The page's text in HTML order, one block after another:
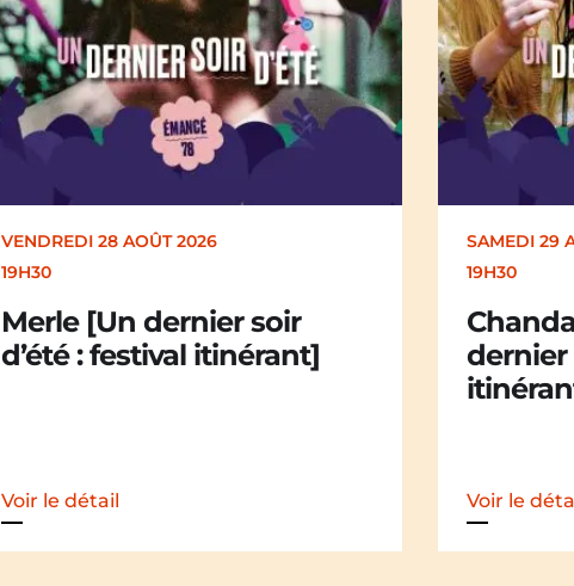
SAMEDI 29 AOÛT 2026
19H30
Chandail Chandail [Un
dernier soir d’été : festival
Voir le détail
SAMEDI 29
19H30
La
dernier
Voir le